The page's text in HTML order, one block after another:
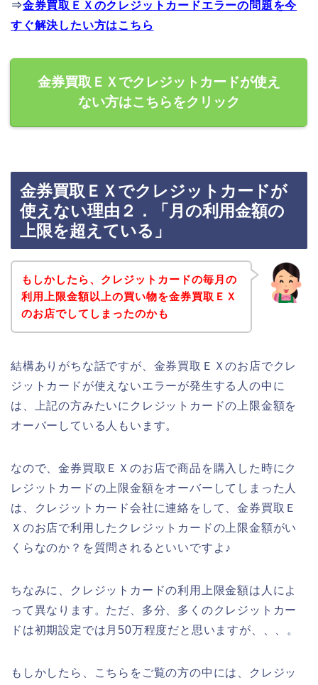
⇒金券買取ＥＸのクレジットカードエラーの問題を今
すぐ解決したい方はこちら
金券買取ＥＸでクレジットカードが使え
ない方はこちらをクリック
金券買取ＥＸでクレジットカードが
使えない理由２．「月の利用金額の
上限を超えている」
もしかしたら、クレジットカードの毎月の
利用上限金額以上の買い物を金券買取ＥＸ
のお店でしてしまったのかも
結構ありがちな話ですが、金券買取ＥＸのお店でクレ
ジットカードが使えないエラーが発生する人の中に
は、上記の方みたいにクレジットカードの上限金額を
オーバーしている人もいます。
なので、金券買取ＥＸのお店で商品を購入した時にク
レジットカードの上限金額をオーバーしてしまった人
は、クレジットカード会社に連絡をして、金券買取Ｅ
Ｘのお店で利用したクレジットカードの上限金額がい
くらなのか？を質問されるといいですよ♪
ちなみに、クレジットカードの利用上限金額は人によ
って異なります。ただ、多分、多くのクレジットカー
ドは初期設定では月50万程度だと思いますが、、、。
もしかしたら、こちらをご覧の方の中には、クレジッ